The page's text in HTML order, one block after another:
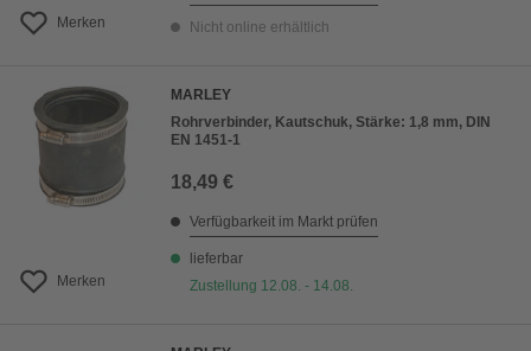
Merken Nicht online erhältlich
Merken
MARLEY
Rohrverbinder, Kautschuk, Stärke: 1,8 mm, DIN
EN 1451-1
18,49 €
Verfügbarkeit im Markt prüfen
lieferbar
Zustellung 12.08. - 14.08.